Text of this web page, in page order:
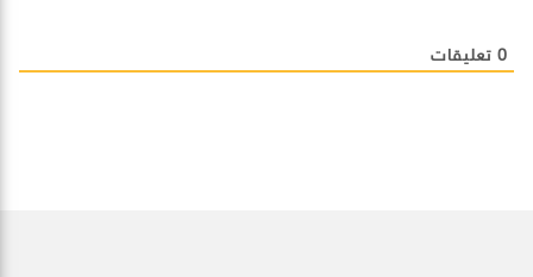
0 تعليقات